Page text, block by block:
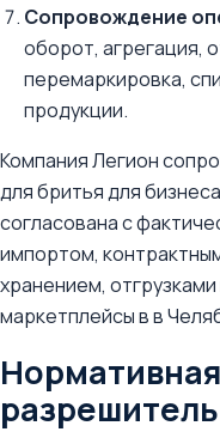
Сопровождение
оборот, агрегация,
перемаркировка,
продукции.
Компания Легион
для бритья для
согласована с
импортом,
хранением,
маркетплейсы в в